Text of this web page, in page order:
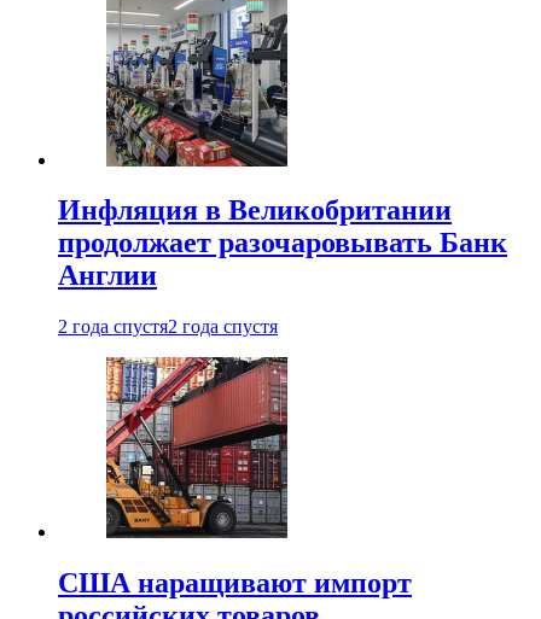
Инфляция в Великобритании
продолжает разочаровывать Банк
Англии
2 года спустя2 года спустя
США наращивают импорт